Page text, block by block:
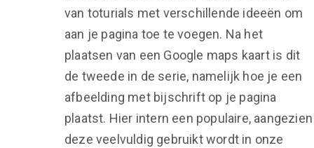
van toturials met verschillende ideeën om
aan je pagina toe te voegen. Na het
plaatsen van een Google maps kaart is dit
de tweede in de serie, namelijk hoe je een
afbeelding met bijschrift op je pagina
plaatst. Hier intern een populaire, aangezien
deze veelvuldig gebruikt wordt in onze